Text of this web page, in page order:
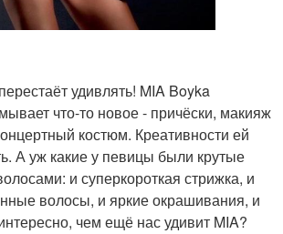
удивлять! MIA Boyka
что-то новое - причёски, макияж
костюм. Креативности ей
А уж какие у певицы были крутые
и суперкороткая стрижка, и
волосы, и яркие окрашивания, и
чем ещё нас удивит MIA?